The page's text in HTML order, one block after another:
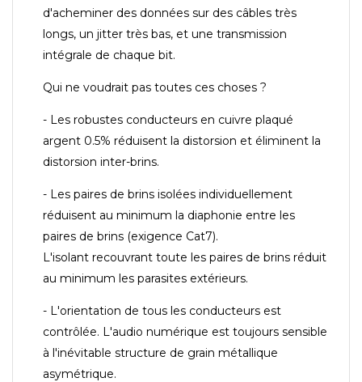
d'acheminer des données sur des câbles très
longs, un jitter très bas, et une transmission
intégrale de chaque bit.
Qui ne voudrait pas toutes ces choses ?
- Les robustes conducteurs en cuivre plaqué
argent 0.5% réduisent la distorsion et éliminent la
distorsion inter-brins.
- Les paires de brins isolées individuellement
réduisent au minimum la diaphonie entre les
paires de brins (exigence Cat7).
L'isolant recouvrant toute les paires de brins réduit
au minimum les parasites extérieurs.
- L'orientation de tous les conducteurs est
contrôlée. L'audio numérique est toujours sensible
à l'inévitable structure de grain métallique
asymétrique.